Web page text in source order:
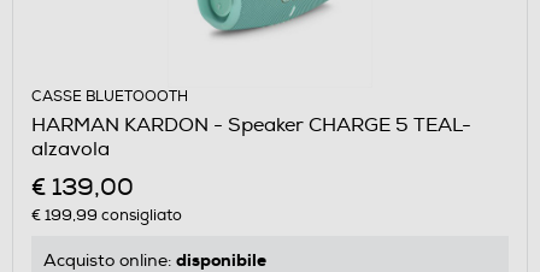
CASSE BLUETOOOTH
HARMAN KARDON - Speaker CHARGE 5 TEAL-
alzavola
€ 139,00
€ 199,99 consigliato
Acquisto online: disponibile